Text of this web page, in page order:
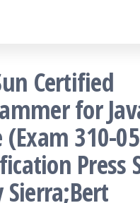
Certified
for
(Exam 310-
Press
Sierra;Bert